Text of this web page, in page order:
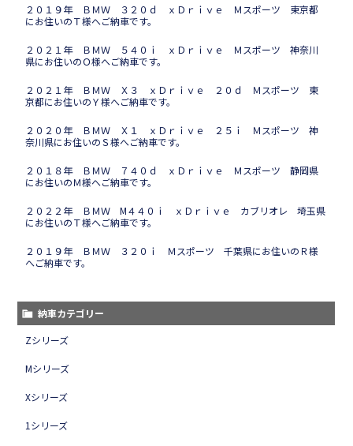
２０１９年 ＢＭＷ ３２０ｄ ｘＤｒｉｖｅ Ｍスポーツ 東京都
にお住いのＴ様へご納車です。
２０２１年 ＢＭＷ ５４０ｉ ｘＤｒｉｖｅ Ｍスポーツ 神奈川
県にお住いのＯ様へご納車です。
２０２１年 ＢＭＷ Ｘ３ ｘＤｒｉｖｅ ２０ｄ Ｍスポーツ 東
京都にお住いのＹ様へご納車です。
２０２０年 ＢＭＷ Ｘ１ ｘＤｒｉｖｅ ２５ｉ Ｍスポーツ 神
奈川県にお住いのＳ様へご納車です。
２０１８年 ＢＭＷ ７４０ｄ ｘＤｒｉｖｅ Ｍスポーツ 静岡県
にお住いのＭ様へご納車です。
２０２２年 ＢＭＷ M４４０ｉ ｘＤｒｉｖｅ カブリオレ 埼玉県
にお住いのＴ様へご納車です。
２０１９年 ＢＭＷ ３２０ｉ Ｍスポーツ 千葉県にお住いのＲ様
へご納車です。
納車カテゴリー
Zシリーズ
Mシリーズ
Xシリーズ
1シリーズ